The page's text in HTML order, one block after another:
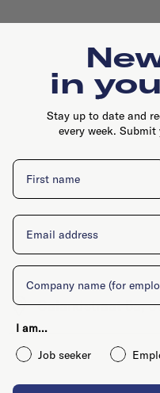
Calandstraat 5a,
in
Stay up to date and
every week.
First name
Email
Company
I am...
Job seeker